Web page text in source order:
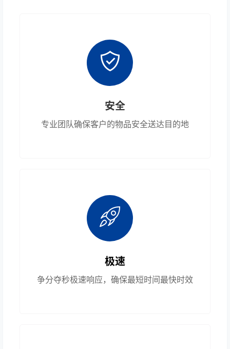
安全
专业团队确保客户的物品安全送达目的地
极速
争分夺秒极速响应，确保最短时间最快时效